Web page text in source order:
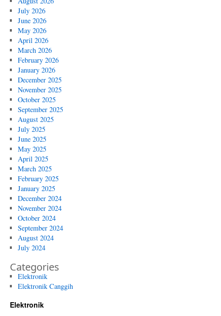
July 2026
June 2026
May 2026
April 2026
March 2026
February 2026
January 2026
December 2025
November 2025
October 2025
September 2025
August 2025
July 2025
June 2025
May 2025
April 2025
March 2025
February 2025
January 2025
December 2024
November 2024
October 2024
September 2024
August 2024
July 2024
Categories
Elektronik
Elektronik Canggih
Elektronik